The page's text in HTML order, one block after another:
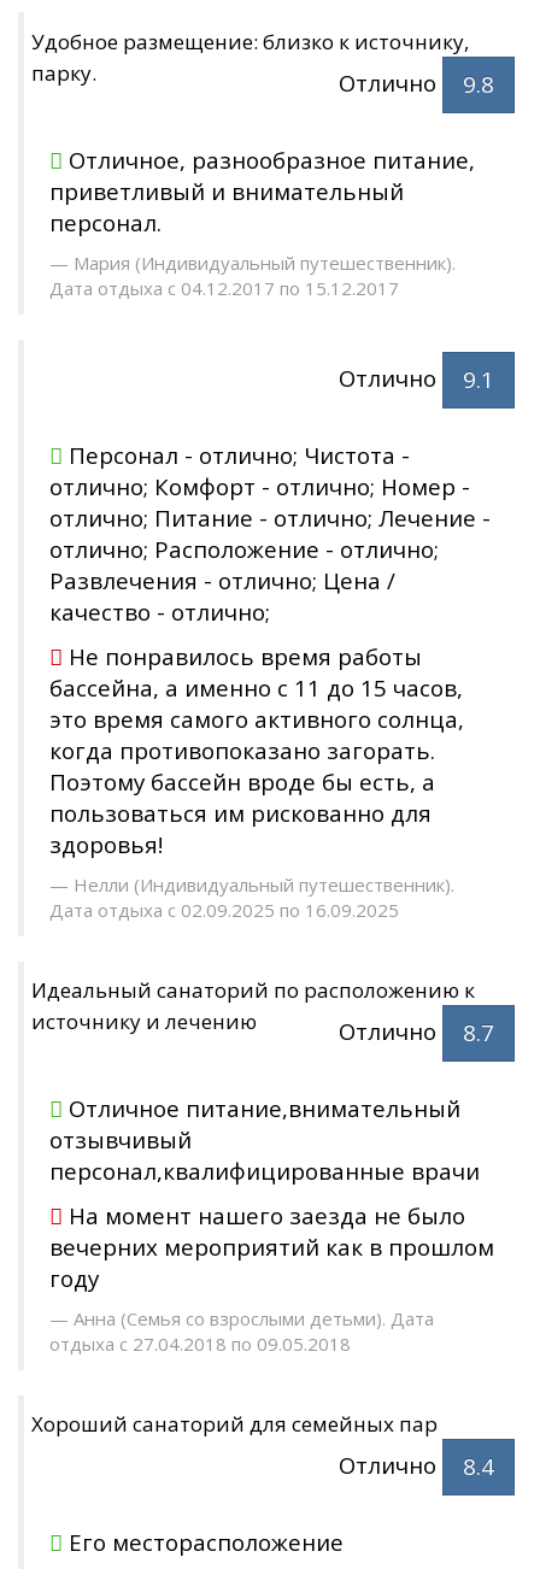
Удобное размещение: близко к источнику,
парку.
Отлично 9.8
Отличное, разнообразное питание,
приветливый и внимательный
персонал.
Мария (Индивидуальный путешественник).
Дата отдыха с 04.12.2017 по 15.12.2017
Отлично 9.1
Персонал - отлично; Чистота -
отлично; Комфорт - отлично; Номер -
отлично; Питание - отлично; Лечение -
отлично; Расположение - отлично;
Развлечения - отлично; Цена /
качество - отлично;
Не понравилось время работы
бассейна, а именно с 11 до 15 часов,
это время самого активного солнца,
когда противопоказано загорать.
Поэтому бассейн вроде бы есть, а
пользоваться им рискованно для
здоровья!
Нелли (Индивидуальный путешественник).
Дата отдыха с 02.09.2025 по 16.09.2025
Идеальный санаторий по расположению к
источнику и лечению
Отлично 8.7
Отличное питание,внимательный
отзывчивый
персонал,квалифицированные врачи
На момент нашего заезда не было
вечерних мероприятий как в прошлом
году
Анна (Семья со взрослыми детьми). Дата
отдыха с 27.04.2018 по 09.05.2018
Хороший санаторий для семейных пар
Отлично 8.4
Его месторасположение